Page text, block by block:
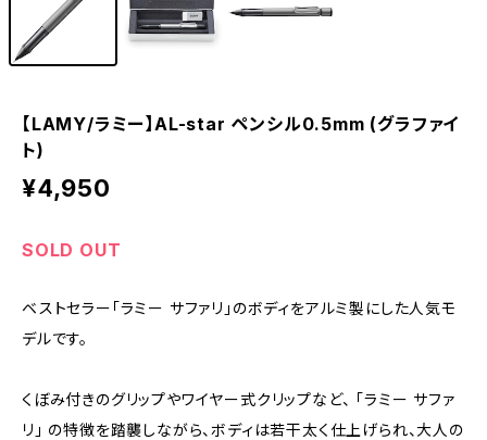
【LAMY/ラミー】AL-star ペンシル0.5mm (グラファイ
ト)
¥4,950
SOLD OUT
ベストセラー「ラミー サファリ」のボディをアルミ製にした人気モ
デルです。
くぼみ付きのグリップやワイヤー式クリップなど、 「ラミー サファ
リ」 の特徴を踏襲しながら、ボディは若干太く仕上げられ、大人の